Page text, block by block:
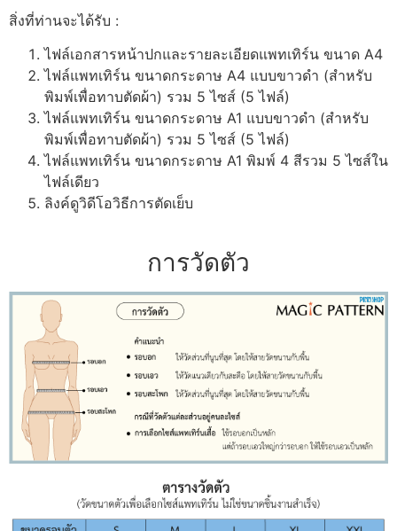
สิ่งที่ท่านจะได้รับ :
ไฟล์เอกสารหน้าปกและรายละเอียดแพทเทิร์น ขนาด A4
ไฟล์แพทเทิร์น ขนาดกระดาษ A4 แบบขาวดำ (สำหรับ
พิมพ์เพื่อทาบตัดผ้า) รวม 5 ไซส์ (5 ไฟล์)
ไฟล์แพทเทิร์น ขนาดกระดาษ A1 แบบขาวดำ (สำหรับ
พิมพ์เพื่อทาบตัดผ้า) รวม 5 ไซส์ (5 ไฟล์)
ไฟล์แพทเทิร์น ขนาดกระดาษ A1 พิมพ์ 4 สีรวม 5 ไซส์ใน
ไฟล์เดียว
ลิงค์ดูวิดีโอวิธีการตัดเย็บ
การวัดตัว